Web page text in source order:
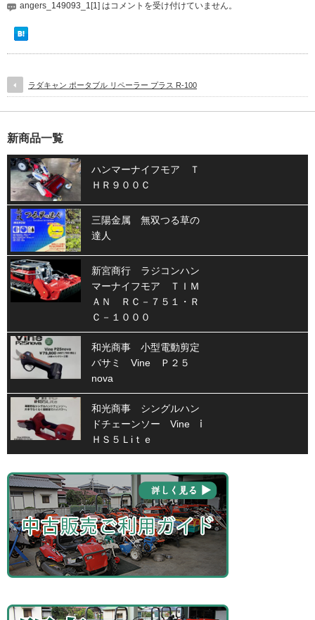
angers_149093_1[1] はコメントを受け付けていません。
ラダキャン ポータブル リペーラー プラス R-100
新商品一覧
ハンマーナイフモア Ｔ
ＨＲ９００Ｃ
三陽金属 無双つる草の
達人
新宮商行 ラジコンハン
マーナイフモア ＴＩＭ
ＡＮ ＲＣ－７５１・Ｒ
Ｃ－１０００
和光商事 小型電動剪定
バサミ Vine Ｐ２５
nova
和光商事 シングルハン
ドチェーンソー Vine ⅰ
ＨＳ５Ｌiｔｅ